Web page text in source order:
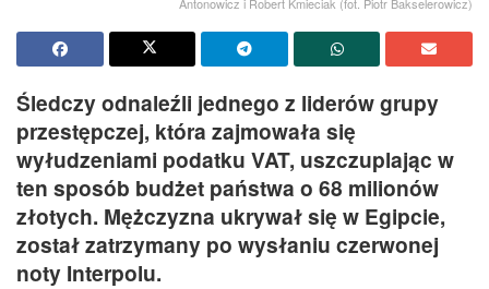
Śledczy odnaleźli jednego z liderów grupy
przestępczej, która zajmowała się
wyłudzeniami podatku VAT, uszczuplając w
ten sposób budżet państwa o 68 milionów
złotych. Mężczyzna ukrywał się w Egipcie,
został zatrzymany po wysłaniu czerwonej
noty Interpolu.